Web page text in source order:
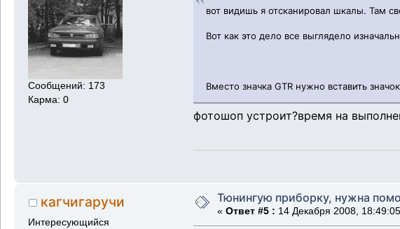
Сообщений: 173
Карма: 0
вот видишь я отсканировал шкалы. Там
Вот как это дело все выглядело
Вместо значка GTR нужно вставить
фотошоп устроит?время на
кагчигаручи
Интересующийся
Тюнингую приборку, нужна
« Ответ #5 : 14 Декабря 2008,